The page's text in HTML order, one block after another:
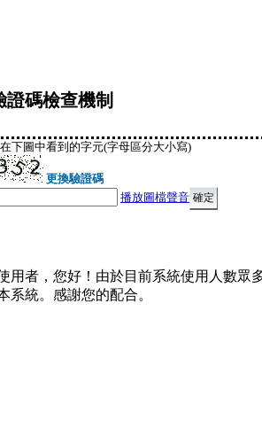
證碼檢查機制
下圖中看到的字元(字母區分大小寫)
更換驗證碼
播放圖檔聲音
用者，您好！由於目前系統使用人數眾
系統。感謝您的配合。